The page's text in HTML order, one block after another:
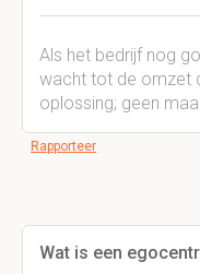
Als het bedrijf nog
wacht tot de omzet
oplossing; geen
Rapporteer
Wat is een